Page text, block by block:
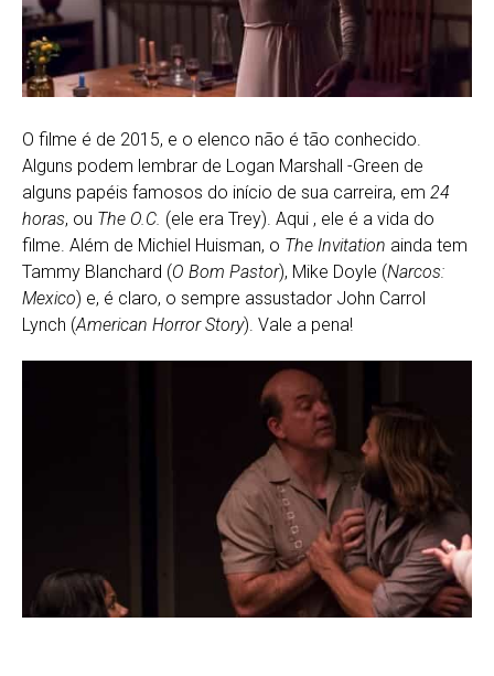
O filme é de 2015, e o elenco não é tão conhecido.
Alguns podem lembrar de Logan Marshall -Green de
alguns papéis famosos do início de sua carreira, em 24
horas, ou The O.C. (ele era Trey). Aqui , ele é a vida do
filme. Além de Michiel Huisman, o The Invitation ainda tem
Tammy Blanchard (O Bom Pastor), Mike Doyle (Narcos:
Mexico) e, é claro, o sempre assustador John Carrol
Lynch (American Horror Story). Vale a pena!